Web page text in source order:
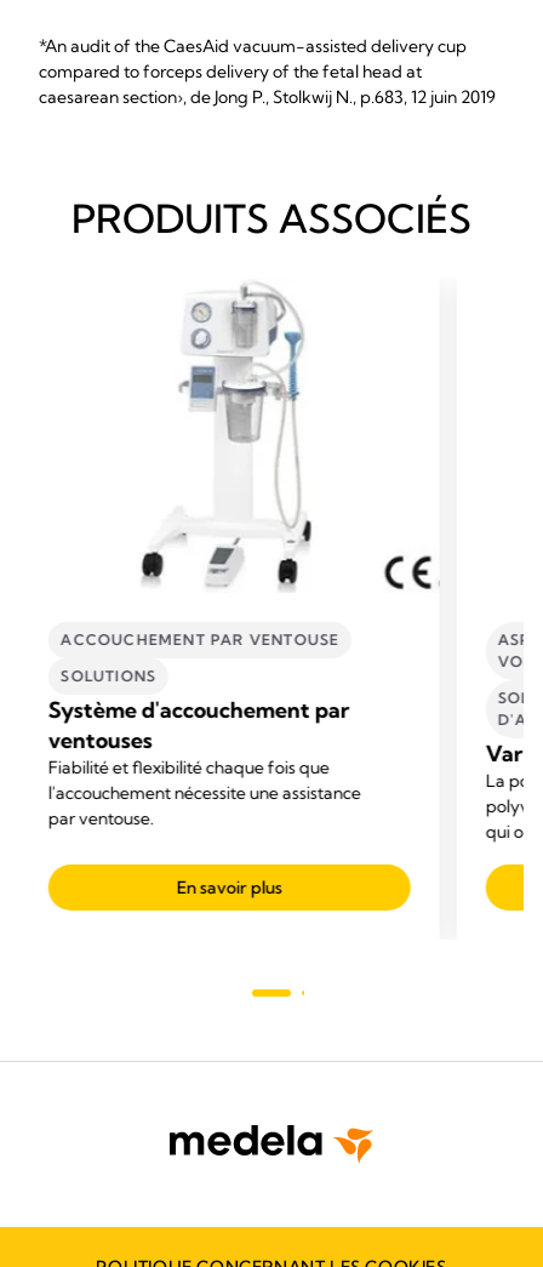
*An audit of the CaesAid vacuum-assisted delivery cup
compared to forceps delivery of the fetal head at
caesarean section›, de Jong P., Stolkwij N., p.683, 12 juin 2019
PRODUITS ASSOCIÉS
ACCOUCHEMENT PAR VENTOUSE
SOLUTIONS
Système d'accouchement par
ventouses
Fiabilité et flexibilité chaque fois que
l'accouchement nécessite une assistance
par ventouse.
En savoir plus
La
qui